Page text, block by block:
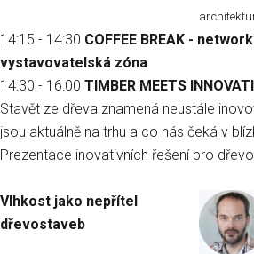
14:15 - 14:30 COFFEE BREAK -
vystavovatelská zóna
14:30 - 16:00 TIMBER MEETS
Stavět ze dřeva znamená neustále
jsou aktuálně na trhu a co nás čeká v
Prezentace inovativních řešení pro
Vlhkost jako nepřítel
dřevostaveb